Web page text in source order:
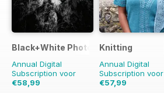
Black+White Photography
Annual Digital
Subscription voor
€58,99
Knitting
Annual Digital
Subscription voor
€57,99